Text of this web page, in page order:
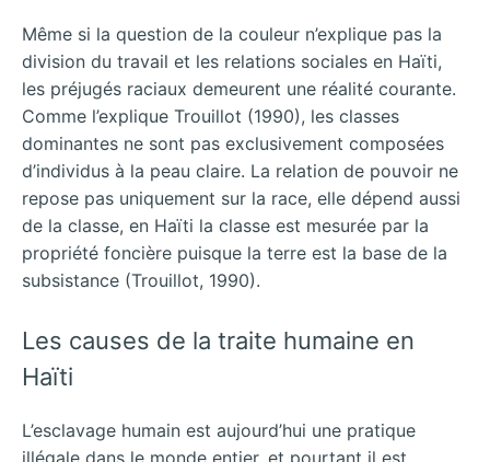
Même si la question de la couleur n’explique pas la
division du travail et les relations sociales en Haïti,
les préjugés raciaux demeurent une réalité courante.
Comme l’explique Trouillot (1990), les classes
dominantes ne sont pas exclusivement composées
d’individus à la peau claire. La relation de pouvoir ne
repose pas uniquement sur la race, elle dépend aussi
de la classe, en Haïti la classe est mesurée par la
propriété foncière puisque la terre est la base de la
subsistance (Trouillot, 1990).
Les causes de la traite humaine en
Haïti
L’esclavage humain est aujourd’hui une pratique
illégale dans le monde entier, et pourtant il est